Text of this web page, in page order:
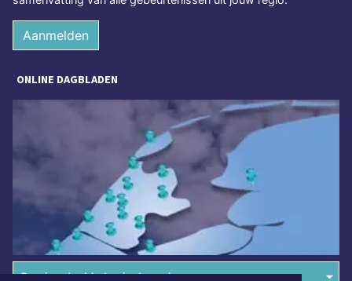
Aanmelden
ONLINE DAGBLADEN
Overige dagbladen in de regio